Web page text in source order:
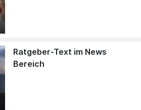
Ratgeber-Text im News
Bereich